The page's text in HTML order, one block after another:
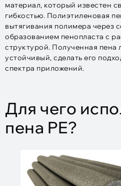
материал, который известен
гибкостью. Полиэтиленовая
вытягивания полимера через
образованием пенопласта с
структурой. Полученная пена
устойчивый, сделать его
спектра приложений.
Для чего
пена PE?